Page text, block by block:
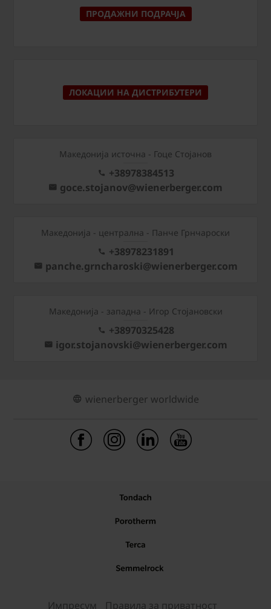
ПРОДАЖНИ ПОДРАЧЈА
ЛОКАЦИИ НА ДИСТРИБУТЕРИ
Македонија источна - Гоце Стојанов
+38978384513
goce.stojanov@wienerberger.com
Mакедонија - централна - Панче Грнчароски
+38978231891
panche.grncharoski@wienerberger.com
Mакедонија - западна - Игор Стојановски
+38970325428
igor.stojanovski@wienerberger.com
wienerberger worldwide
Импресум Правила за приватност